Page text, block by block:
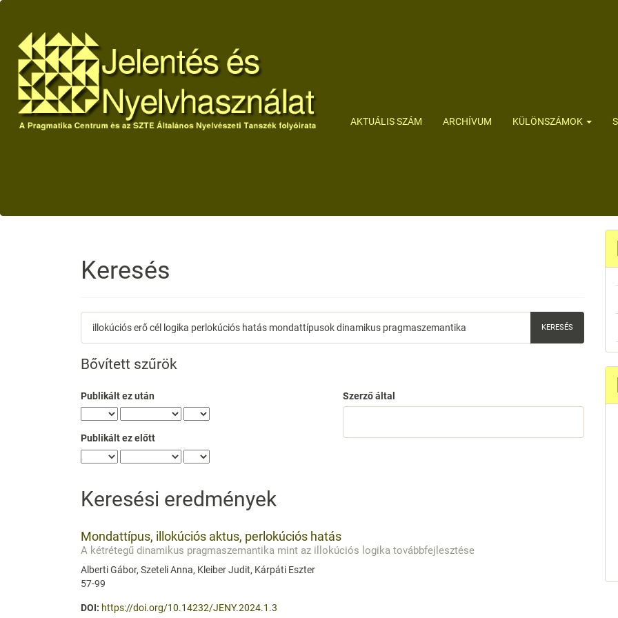
Main
Content
Sidebar
AKTUÁLIS SZÁM ARCHÍVUM KÜLÖNSZÁMOK
Keresés
keresése
Bővített szűrök
Publikált ez után
Publikált ez előtt
Szerző által
Keresési eredmények
Mondattípus, illokúciós aktus, perlokúciós hatás
A kétrétegű dinamikus pragmaszemantika mint az illokúciós logika továbbfejlesztése
Alberti Gábor, Szeteli Anna, Kleiber Judit, Kárpáti Eszter
57-99
DOI: https://doi.org/10.14232/JENY.2024.1.3